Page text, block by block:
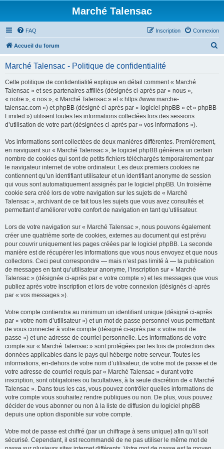
Marché Talensac
FAQ Connexion
Inscription
Accueil du forum
Marché Talensac - Politique de confidentialité
Cette politique de confidentialité explique en détail comment « Marché
Talensac » et ses partenaires affiliés (désignés ci-après par « nous »,
« notre », « nos », « Marché Talensac » et « https://www.marche-
talensac.com ») et phpBB (désigné ci-après par « logiciel phpBB » et « phpBB
Limited ») utilisent toutes les informations collectées lors des sessions
d’utilisation de votre part (désignées ci-après par « vos informations »).
Vos informations sont collectées de deux manières différentes. Premièrement,
en naviguant sur « Marché Talensac », le logiciel phpBB génèrera un certain
nombre de cookies qui sont de petits fichiers téléchargés temporairement par
le navigateur internet de votre ordinateur. Les deux premiers cookies ne
contiennent qu’un identifiant utilisateur et un identifiant anonyme de session
qui vous sont automatiquement assignés par le logiciel phpBB. Un troisième
cookie sera créé lors de votre navigation sur les sujets de « Marché
Talensac », archivant de ce fait tous les sujets que vous avez consultés et
permettant d’améliorer votre confort de navigation en tant qu’utilisateur.
Lors de votre navigation sur « Marché Talensac », nous pouvons également
créer une quatrième sorte de cookies, externes au document qui est prévu
pour couvrir uniquement les pages créées par le logiciel phpBB. La seconde
manière est de récupérer les informations que vous nous envoyez et que nous
collectons. Ceci peut correspondre — mais n’est pas limité à — la publication
de messages en tant qu’utilisateur anonyme, l’inscription sur « Marché
Talensac » (désignée ci-après par « votre compte ») et les messages que vous
publiez après votre inscription et lors de votre connexion (désignés ci-après
par « vos messages »).
Votre compte contiendra au minimum un identifiant unique (désigné ci-après
par « votre nom d’utilisateur ») et un mot de passe personnel vous permettant
de vous connecter à votre compte (désigné ci-après par « votre mot de
passe ») et une adresse de courriel personnelle. Les informations de votre
compte sur « Marché Talensac » sont protégées par les lois de protection des
données applicables dans le pays qui héberge notre serveur. Toutes les
informations, en-dehors de votre nom d’utilisateur, de votre mot de passe et de
votre adresse de courriel requis par « Marché Talensac » durant votre
inscription, sont obligatoires ou facultatives, à la seule discrétion de « Marché
Talensac ». Dans tous les cas, vous pouvez contrôler quelles informations de
votre compte vous souhaitez rendre publiques ou non. De plus, vous pouvez
décider de vous abonner ou non à la liste de diffusion du logiciel phpBB
depuis une option disponible sur votre compte.
Votre mot de passe est chiffré (par un chiffrage à sens unique) afin qu’il soit
sécurisé. Cependant, il est recommandé de ne pas utiliser le même mot de